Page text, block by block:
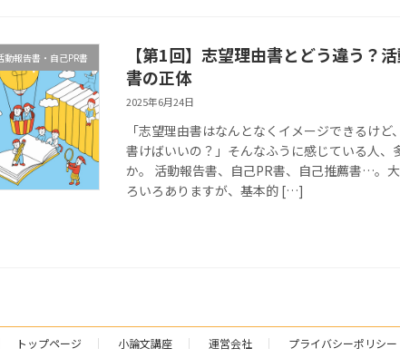
動報告書・自己PR書
【第1回】志望理由書とどう違う？
書の正体
2025年6月24日
「志望理由書はなんとなくイメージできるけど
書けばいいの？」そんなふうに感じている人、
か。 活動報告書、自己PR書、自己推薦書…。
ろいろありますが、基本的 […]
トップページ 小論文講座 運営会社 プライバシーポリシ